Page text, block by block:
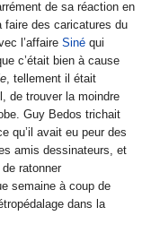
de sa réaction en
faire des caricatures du
l’affaireSiné qui
c’était bien à cause
, tellement il était
de trouver la moindre
Guy Bedos trichait
qu’il avait eu peur des
amis dessinateurs, et
ratonner
semaine à coup de
dans la